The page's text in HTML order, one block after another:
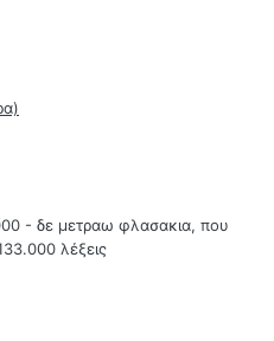
- δε μετραω φλασακια, που
λέξεις